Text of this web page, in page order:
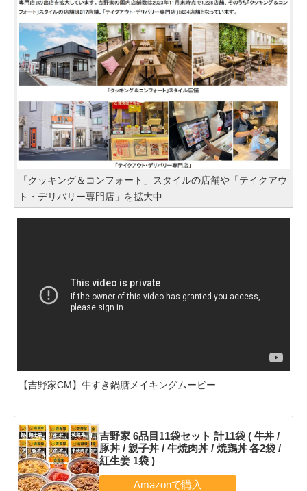
「クッキング＆コンフォート」スタイルの店舗や「テイクアウ
ト・デリバリー専門店」を拡大中
【吉野家CM】牛すき鍋膳メイキングムービー
吉野家 6品目11袋セット 計11袋 ( 牛丼 /
豚丼 / 親子丼 / 牛焼肉丼 / 焼鶏丼 各2袋 /
紅生姜 1袋 )